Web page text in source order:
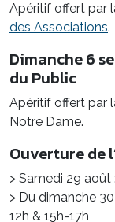
Apéritif offert par
des Associations.
Dimanche 6
du Public
Apéritif offert par
Notre Dame.
Ouverture de
> Samedi 29 août
> Du dimanche
12h & 15h-17h